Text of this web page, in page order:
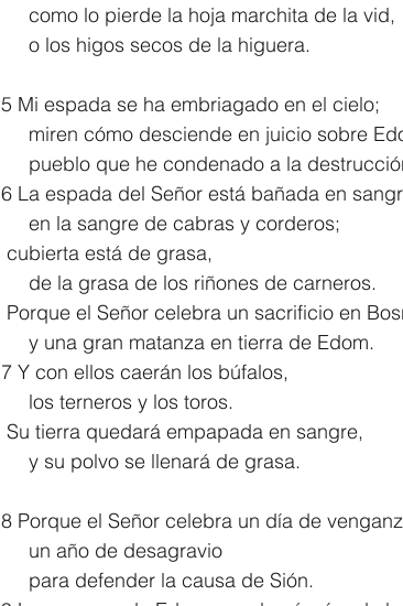
     como lo pierde la hoja marchita de la vid,
     o los higos secos de la higuera.
5 Mi espada se ha embriagado en el cielo;
miren cómo desciende en juicio sobre
pueblo que he condenado a la
6 La espada del Señor está bañada en
     en la sangre de cabras y corderos;
cubierta está de grasa,
     de la grasa de los riñones de carneros.
Porque el Señor celebra un sacrificio en
     y una gran matanza en tierra de Edom.
7 Y con ellos caerán los búfalos,
     los terneros y los toros.
Su tierra quedará empapada en sangre,
     y su polvo se llenará de grasa.
8 Porque el Señor celebra un día de
     un año de desagravio
     para defender la causa de Sión.